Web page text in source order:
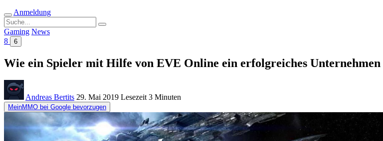
Anmeldung
Suche
nach:
Gaming News
8
6
Wie ein Spieler mit Hilfe von EVE Online ein erfolgreiches Unternehmen
Andreas Bertits 29. Mai 2019 Lesezeit 3 Minuten
MeinMMO bei Google bevorzugen